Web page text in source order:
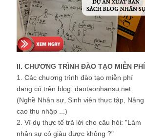
II. CHƯƠNG TRÌNH ĐÀO TẠO MIỄN PHÍ
1. Các chương trình đào tạo miễn phí
đang có trên blog: daotaonhansu.net
(Nghề Nhân sự, Sinh viên thực tập, Nâng
cao thu nhập ...)
2. Ví dụ thực tế trả lời cho câu hỏi: "Làm
nhân sự có giàu được không ?"